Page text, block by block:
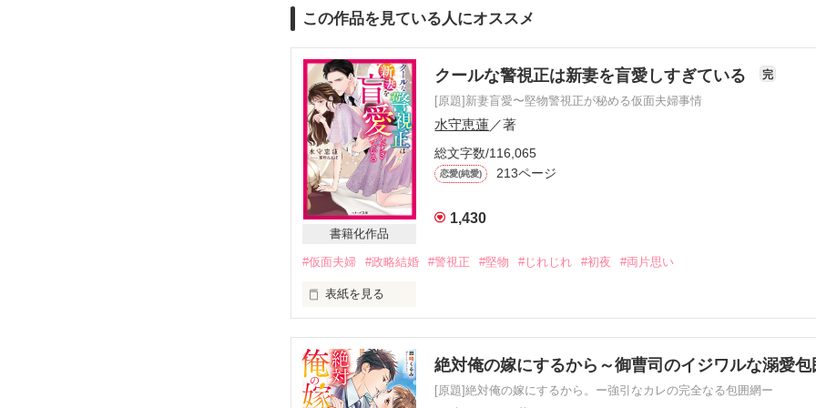
この作品を見ている人にオススメ
書籍化作品
クールな警視正は新妻を盲愛しすぎている 完
[原題]新妻盲愛〜堅物警視正が秘める仮面夫婦事情
水守恵蓮／著
総文字数/116,065
恋愛(純愛) 213ページ
1,430
#仮面夫婦 #政略結婚 #警視正 #堅物 #じれじれ #初夜 #両片思い
表紙を見る
夫婦は家族になり幸せが増えていく
それは私にも当て嵌まるセオリー
幼い頃から慕い続けた
絶対俺の嫁にするから～御曹司のイジワルな溺愛包
[原題]絶対俺の嫁にするから。ー強引なカレの完全なる包囲網ー